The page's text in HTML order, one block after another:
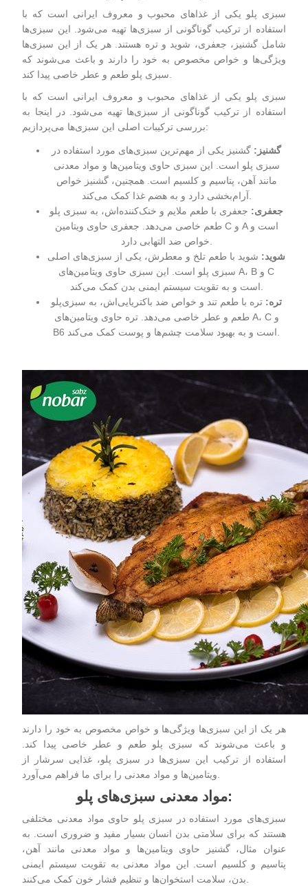
سبزی‌ پلو یکی از غذاهای محبوب و معروف ایرانی است که با
استفاده از ترکیب گوناگونی از سبزی‌ها تهیه می‌شود. این سبزی‌ها
شامل گشنیز، جعفری، شوید و تره هستند. هر یک از این سبزی‌ها
ویژگی‌ها و خواص مخصوص به خود را دارند و باعث می‌شوند که
سبزی‌ پلو یکی از غذاهای محبوب و معروف ایرانی است که با
استفاده از ترکیب گوناگونی از سبزی‌ها تهیه می‌شود. در اینجا به
بررسی ترکیبات اصلی این سبزی‌ها می‌پردازیم:
گشنیز : گشنیز یکی از مهم‌ترین سبزی‌های مورد استفاده در
سبزی‌ پلو است. این سبزی حاوی ویتامین‌ها و مواد معدنی
مانند آهن، پتاسیم و کلسیم است. همچنین، گشنیز خواص
جعفری: جعفری با طعم ملایم و خنک‌کننده‌اش، به سبزی‌ پلو
طعم خاصی می‌دهد. جعفری حاوی ویتامین C و A است و
شوید: شوید با طعم تلخ و معطرش، یکی از سبزی‌های اصلی
سبزی‌ پلو است. این سبزی حاوی ویتامین‌های A، B و C
تره: تره با طعم تند و خواص ضد باکتریایی‌اش، به سبزی‌پلو
طعم و عطر خاصی می‌دهد. تره حاوی ویتامین‌های A، C و
هر یک از این سبزی‌ها ویژگی‌ها و خواص مخصوص به خود را دارند
و باعث می‌شوند که سبزی‌ پلو طعم و عطر خاصی پیدا کند.
استفاده از ترکیب این سبزی‌ها در سبزی‌ پلو، غذایی سرشار از
مواد معدنی سبزیهای پلو :
سبزی‌های مورد استفاده در سبزی‌ پلو حاوی مواد معدنی مختلفی
هستند که برای سلامتی بدن انسان بسیار مفید و ضروری است. به
عنوان مثال، گشنیز حاوی ویتامین‌ها و مواد معدنی مانند آهن،
پتاسیم و کلسیم است. این مواد معدنی به تقویت سیستم ایمنی